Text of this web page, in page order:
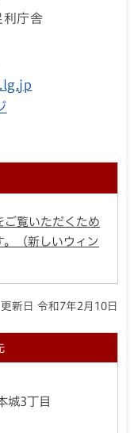
庁舎
ご覧いただくため
（新しいウィン
更新日 令和7年2月10日
城3丁目